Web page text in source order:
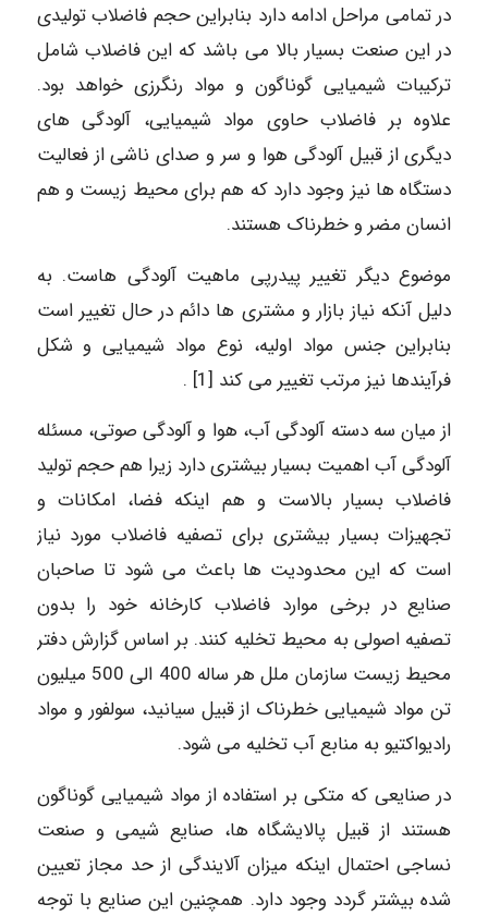
در تمامی مراحل ادامه دارد بنابراین حجم فاضلاب تولیدی
در این صنعت بسیار بالا می باشد که این فاضلاب شامل
ترکیبات شیمیایی گوناگون و مواد رنگرزی خواهد بود.
علاوه بر فاضلاب حاوی مواد شیمیایی، آلودگی های
دیگری از قبیل آلودگی هوا و سر و صدای ناشی از فعالیت
دستگاه ها نیز وجود دارد که هم برای محیط زیست و هم
انسان مضر و خطرناک هستند.
موضوع دیگر تغییر پیدرپی ماهیت آلودگی هاست. به
دلیل آنکه نیاز بازار و مشتری ها دائم در حال تغییر است
بنابراین جنس مواد اولیه، نوع مواد شیمیایی و شکل
فرآیندها نیز مرتب تغییر می کند [1] .
از میان سه دسته آلودگی آب، هوا و آلودگی صوتی، مسئله
آلودگی آب اهمیت بسیار بیشتری دارد زیرا هم حجم تولید
فاضلاب بسیار بالاست و هم اینکه فضا، امکانات و
تجهیزات بسیار بیشتری برای تصفیه فاضلاب مورد نیاز
است که این محدودیت ها باعث می شود تا صاحبان
صنایع در برخی موارد فاضلاب کارخانه خود را بدون
تصفیه اصولی به محیط تخلیه کنند. بر اساس گزارش دفتر
محیط زیست سازمان ملل هر ساله 400 الی 500 میلیون
تن مواد شیمیایی خطرناک از قبیل سیانید، سولفور و مواد
رادیواکتیو به منابع آب تخلیه می شود.
در صنایعی که متکی بر استفاده از مواد شیمیایی گوناگون
هستند از قبیل پالایشگاه ها، صنایع شیمی و صنعت
نساجی احتمال اینکه میزان آلایندگی از حد مجاز تعیین
شده بیشتر گردد وجود دارد. همچنین این صنایع با توجه